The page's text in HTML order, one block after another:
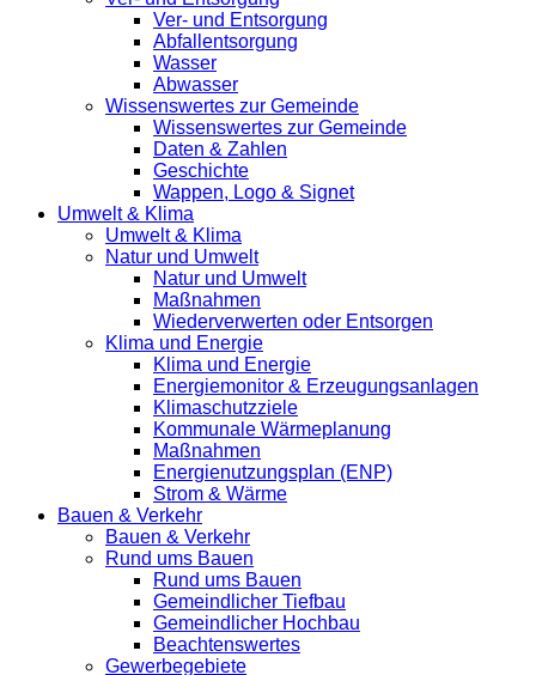
Ver- und Entsorgung
Abfallentsorgung
Wasser
Abwasser
Wissenswertes zur Gemeinde
Wissenswertes zur Gemeinde
Daten & Zahlen
Geschichte
Wappen, Logo & Signet
Umwelt & Klima
Umwelt & Klima
Natur und Umwelt
Natur und Umwelt
Maßnahmen
Wiederverwerten oder Entsorgen
Klima und Energie
Klima und Energie
Energiemonitor & Erzeugungsanlagen
Klimaschutzziele
Kommunale Wärmeplanung
Maßnahmen
Energienutzungsplan (ENP)
Strom & Wärme
Bauen & Verkehr
Bauen & Verkehr
Rund ums Bauen
Rund ums Bauen
Gemeindlicher Tiefbau
Gemeindlicher Hochbau
Beachtenswertes
Gewerbegebiete